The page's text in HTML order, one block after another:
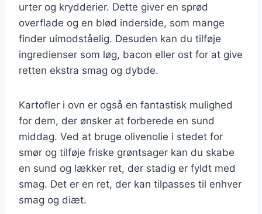
urter og krydderier. Dette giver en sprød
overflade og en blød inderside, som mange
finder uimodståelig. Desuden kan du tilføje
ingredienser som løg, bacon eller ost for at give
retten ekstra smag og dybde.
Kartofler i ovn er også en fantastisk mulighed
for dem, der ønsker at forberede en sund
middag. Ved at bruge olivenolie i stedet for
smør og tilføje friske grøntsager kan du skabe
en sund og lækker ret, der stadig er fyldt med
smag. Det er en ret, der kan tilpasses til enhver
smag og diæt.